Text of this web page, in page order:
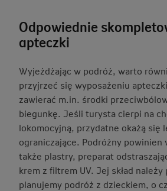
Odpowiednie
apteczki
Wyjeżdżając w podróż, warto
przyjrzeć się wyposażeniu
zawierać m.in. środki
biegunkę. Jeśli turysta cierpi na
lokomocyjną, przydatne okażą się
ograniczające. Podróżny powinien
także plastry, preparat
krem z filtrem UV. Jej skład
planujemy podróż z dzieckiem, o